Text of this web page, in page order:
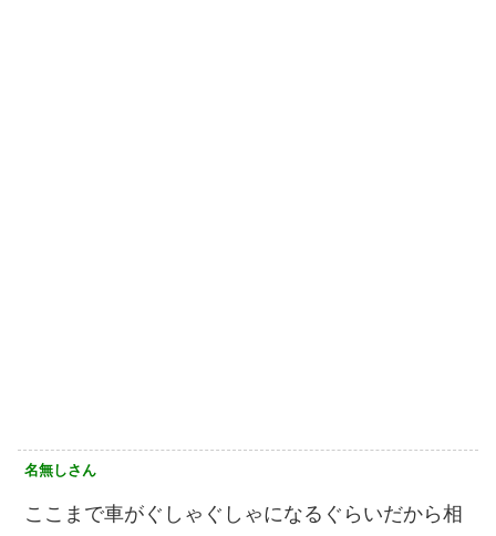
名無しさん
ここまで車がぐしゃぐしゃになるぐらいだから相